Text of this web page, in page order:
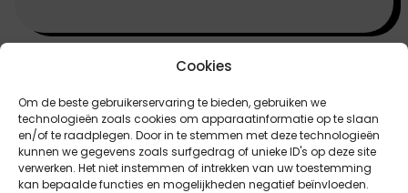
Cookies
Om de beste gebruikerservaring te bieden, gebruiken we
technologieën zoals cookies om apparaatinformatie op te slaan
en/of te raadplegen. Door in te stemmen met deze technologieën
kunnen we gegevens zoals surfgedrag of unieke ID's op deze site
verwerken. Het niet instemmen of intrekken van uw toestemming
kan bepaalde functies en mogelijkheden negatief beïnvloeden.